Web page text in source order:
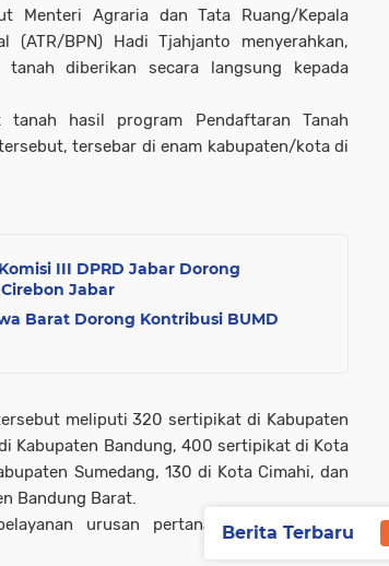
Menteri Agraria dan Tata Ruang/Kepala
(ATR/BPN) Hadi Tjahjanto menyerahkan,
diberikan secara langsung kepada
hasil program Pendaftaran Tanah
tersebar di enam kabupaten/kota di
III DPRD Jabar Dorong
Jabar
Barat Dorong Kontribusi BUMD
meliputi 320 sertipikat di Kabupaten
Kabupaten Bandung, 400 sertipikat di Kota
Sumedang, 130 di Kota Cimahi, dan
Bandung Barat.
urusan pertanahan dan agraria
Berita Terbaru